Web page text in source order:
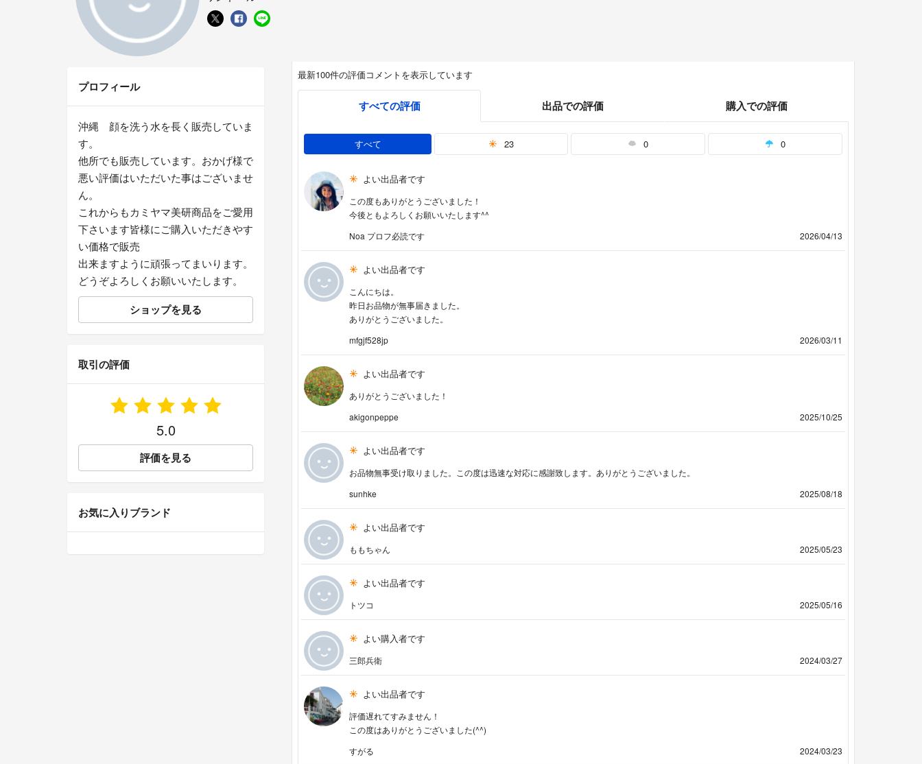
最新100件の評価コメントを表示しています
すべての評価 出品での評価 購入での評価
すべて 23 0 0
よい出品者です
この度もありがとうございました！
今後ともよろしくお願いいたします^^
Noa プロフ必読です
2026/04/13
よい出品者です
こんにちは。
昨日お品物が無事届きました。
ありがとうございました。
mfgjf528jp
2026/03/11
よい出品者です
ありがとうございました！
akigonpeppe
2025/10/25
よい出品者です
お品物無事受け取りました。この度は迅速な対応に感謝致します。ありがとうございました。
sunhke
2025/08/18
よい出品者です
ももちゃん 2025/05/23
よい出品者です
トツコ 2025/05/16
よい購入者です
三郎兵衛 2024/03/27
よい出品者です
評価遅れてすみません！
この度はありがとうございました(^^)
すがる
2024/03/23
プロフィール
沖縄 顔を洗う水を長く販売していま
す。
他所でも販売しています。おかげ様で
悪い評価はいただいた事はございませ
ん。
これからもカミヤマ美研商品をご愛用
下さいます皆様にご購入いただきやす
い価格で販売
出来ますように頑張ってまいります。
どうぞよろしくお願いいたします。
ショップを見る
取引の評価
5.0
評価を見る
お気に入りブランド